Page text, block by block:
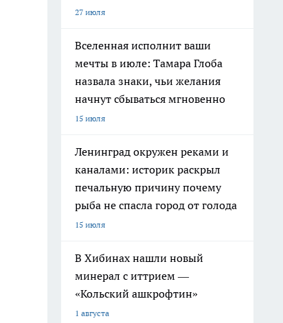
27 июля
Вселенная исполнит ваши
мечты в июле: Тамара Глоба
назвала знаки, чьи желания
начнут сбываться мгновенно
15 июля
Ленинград окружен реками и
каналами: историк раскрыл
печальную причину почему
рыба не спасла город от голода
15 июля
В Хибинах нашли новый
минерал с иттрием —
«Кольский ашкрофтин»
1 августа